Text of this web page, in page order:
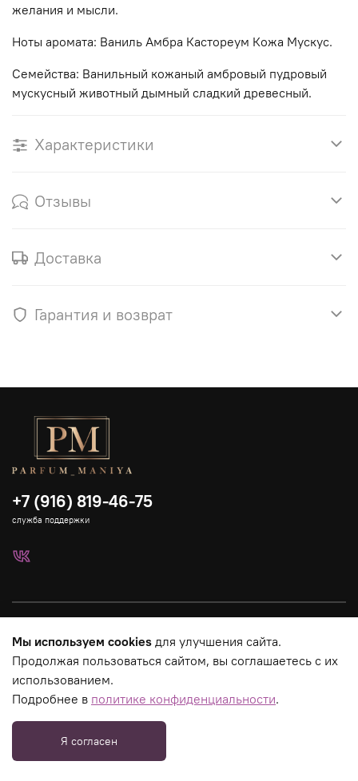
желания и мысли.
Ноты аромата: Ваниль Амбра Кастореум Кожа Мускус.
Семейства: Ванильный кожаный амбровый пудровый
мускусный животный дымный сладкий древесный.
Характеристики
Отзывы
Доставка
Гарантия и возврат
Страницы магазина
Юридическая информация
+7 (916) 819-46-75
служба поддержки
Мы используем cookies для улучшения сайта.
Продолжая пользоваться сайтом, вы соглашаетесь с их
использованием.
Подробнее в политике конфиденциальности.
Я согласен